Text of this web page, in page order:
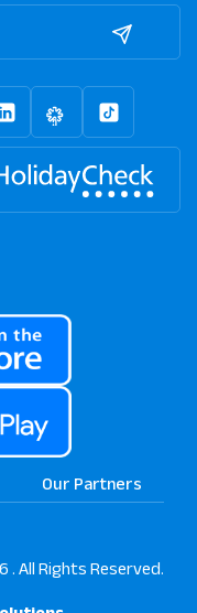
Our Partners
. All Rights Reserved.